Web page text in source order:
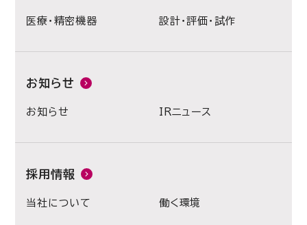
医療・精密機器 設計・評価・試作
お知らせ
お知らせ IRニュース
採用情報
当社について 働く環境